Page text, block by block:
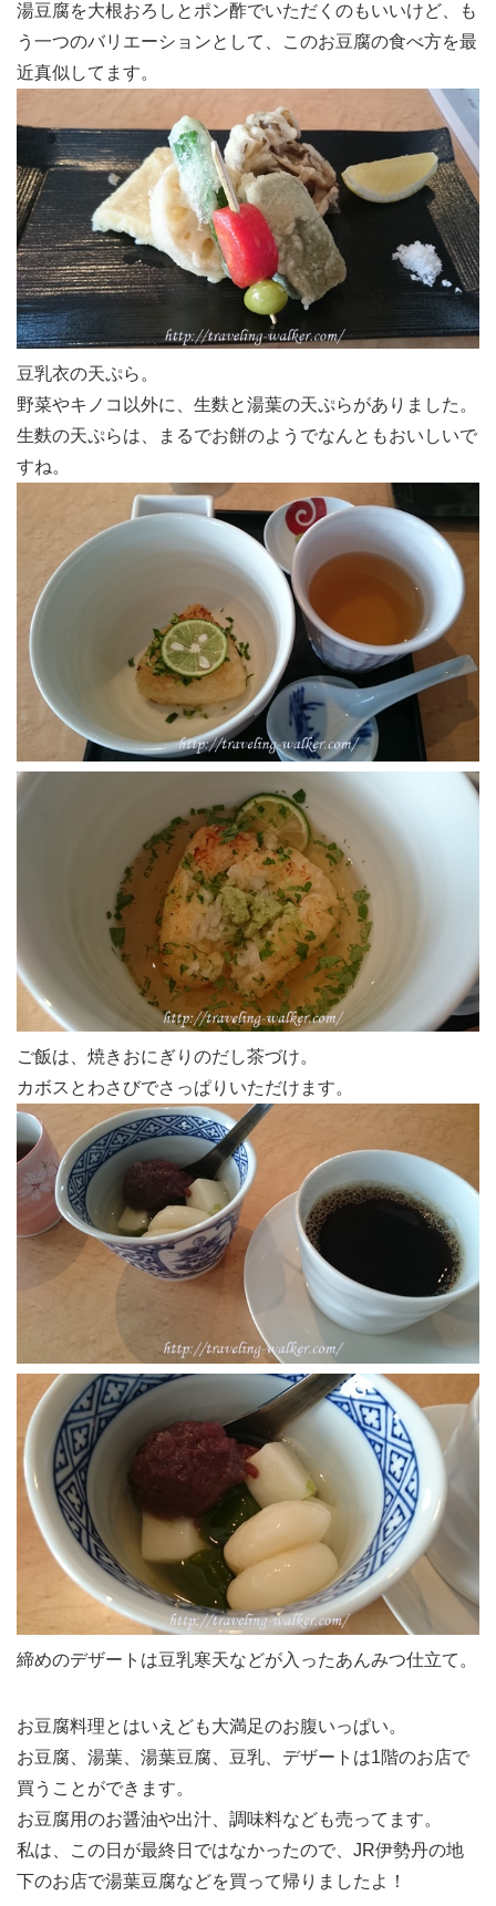
湯豆腐を大根おろしとポン酢でいただくのもいいけど、も
う一つのバリエーションとして、このお豆腐の食べ方を最
近真似してます。
豆乳衣の天ぷら。
野菜やキノコ以外に、生麩と湯葉の天ぷらがありました。
生麩の天ぷらは、まるでお餅のようでなんともおいしいで
すね。
ご飯は、焼きおにぎりのだし茶づけ。
カボスとわさびでさっぱりいただけます。
締めのデザートは豆乳寒天などが入ったあんみつ仕立て。
お豆腐料理とはいえども大満足のお腹いっぱい。
お豆腐、湯葉、湯葉豆腐、豆乳、デザートは1階のお店で
買うことができます。
お豆腐用のお醤油や出汁、調味料なども売ってます。
私は、この日が最終日ではなかったので、JR伊勢丹の地
下のお店で湯葉豆腐などを買って帰りましたよ！